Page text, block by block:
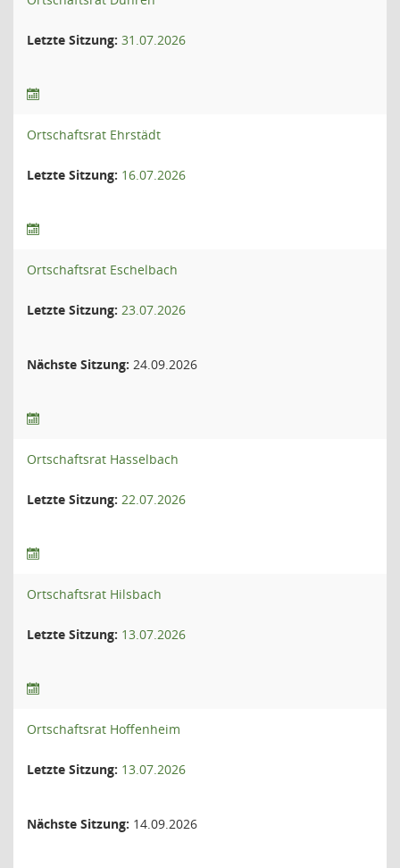
Letzte Sitzung: 31.07.2026
Ortschaftsrat Ehrstädt
Letzte Sitzung: 16.07.2026
Ortschaftsrat Eschelbach
Letzte Sitzung: 23.07.2026
Nächste Sitzung: 24.09.2026
Ortschaftsrat Hasselbach
Letzte Sitzung: 22.07.2026
Ortschaftsrat Hilsbach
Letzte Sitzung: 13.07.2026
Ortschaftsrat Hoffenheim
Letzte Sitzung: 13.07.2026
Nächste Sitzung: 14.09.2026